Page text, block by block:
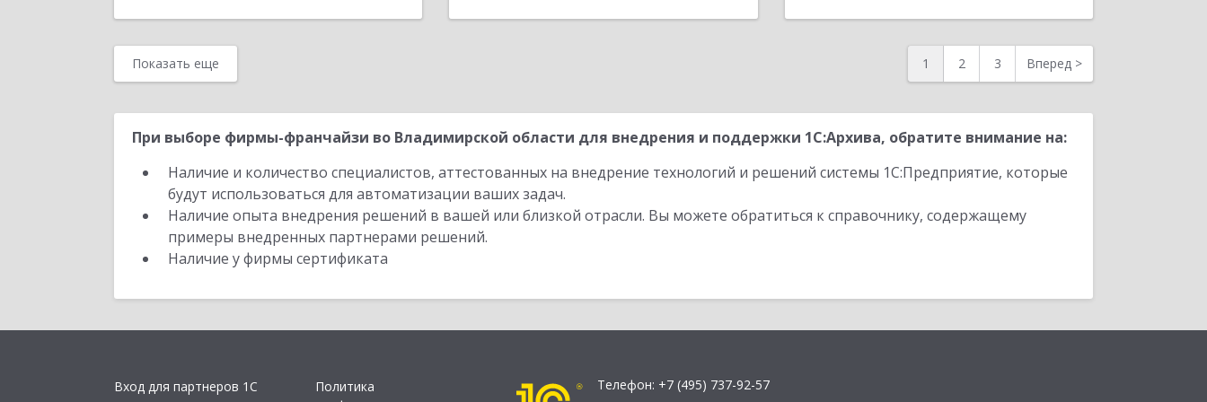
Показать еще 1 2 3 Вперед >
При выборе фирмы-франчайзи во Владимирской области для внедрения и поддержки 1С:Архива, обратите внимание на:
Наличие и количество специалистов, аттестованных на внедрение технологий и решений системы 1С:Предприятие, которые
будут использоваться для автоматизации ваших задач.
Наличие опыта внедрения решений в вашей или близкой отрасли. Вы можете обратиться к справочнику, содержащему
примеры внедренных партнерами решений.
Наличие у фирмы сертификата
Вход для партнеров 1С
Политика
Телефон: +7 (495) 737-92-57